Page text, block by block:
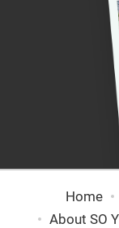
Home
About SO